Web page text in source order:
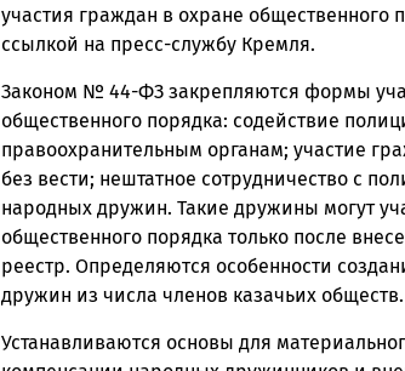
и
Карелии
Петрозаводск
ГОВОРИТ
участия граждан в охране общественного
ссылкой на пресс-службу Кремля.
Законом № 44-ФЗ закрепляются формы
общественного порядка: содействие
правоохранительным органам; участие
без вести; нештатное сотрудничество с
народных дружин. Такие дружины могут
общественного порядка только после
реестр. Определяются особенности
дружин из числа членов казачьих обществ.
Устанавливаются основы для